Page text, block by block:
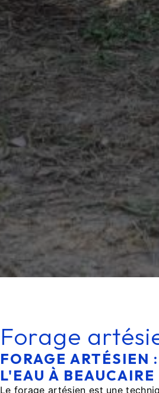
Forage
FORAGE ARTÉSIEN
L'EAU À BEAUCAIRE
Le forage artésien est une